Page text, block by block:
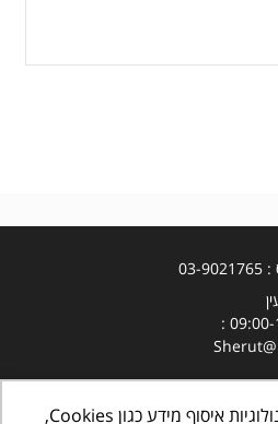
03-9021765
באתר זה נעשה שימוש בטכנולוגיות איסוף מידע כגון Cookies,